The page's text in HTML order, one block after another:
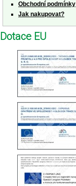
Obchodní podmínky
Jak nakupovat?
Dotace EU